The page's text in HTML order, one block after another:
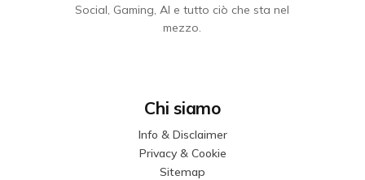
Social, Gaming, AI e tutto ciò che sta nel
mezzo.
Chi siamo
Info & Disclaimer
Privacy & Cookie
Sitemap